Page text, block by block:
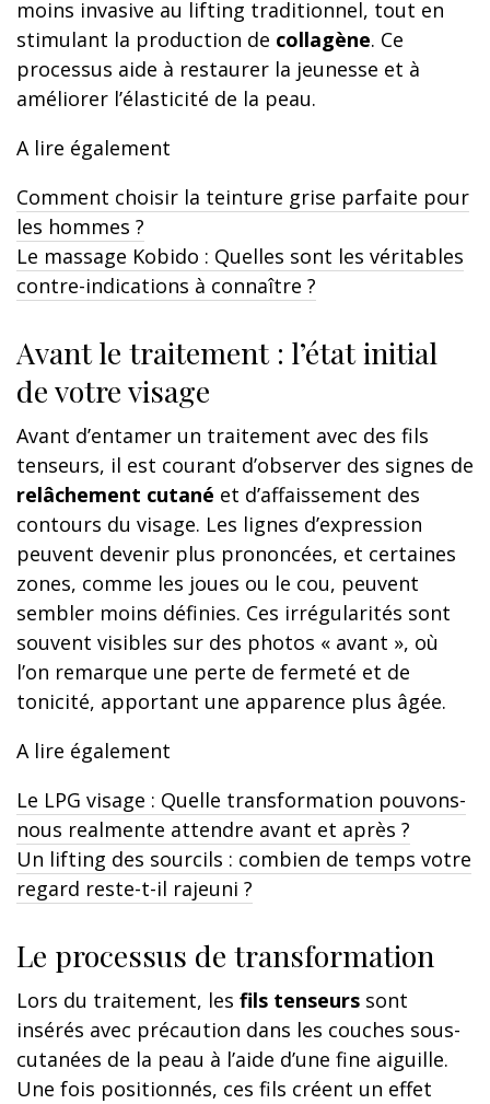
moins invasive au lifting traditionnel, tout en
stimulant la production de collagène. Ce
processus aide à restaurer la jeunesse et à
améliorer l’élasticité de la peau.
A lire également
Comment choisir la teinture grise parfaite pour
les hommes ?
Le massage Kobido : Quelles sont les véritables
contre-indications à connaître ?
Avant le traitement : l’état initial
de votre visage
Avant d’entamer un traitement avec des fils
tenseurs, il est courant d’observer des signes de
relâchement cutané et d’affaissement des
contours du visage. Les lignes d’expression
peuvent devenir plus prononcées, et certaines
zones, comme les joues ou le cou, peuvent
sembler moins définies. Ces irrégularités sont
souvent visibles sur des photos « avant », où
l’on remarque une perte de fermeté et de
tonicité, apportant une apparence plus âgée.
A lire également
Le LPG visage : Quelle transformation pouvons-
nous realmente attendre avant et après ?
Un lifting des sourcils : combien de temps votre
regard reste-t-il rajeuni ?
Le processus de transformation
Lors du traitement, les fils tenseurs sont
insérés avec précaution dans les couches sous-
cutanées de la peau à l’aide d’une fine aiguille.
Une fois positionnés, ces fils créent un effet